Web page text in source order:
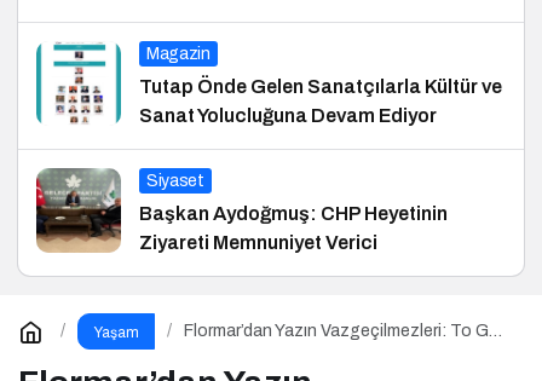
Magazin
Tutap Önde Gelen Sanatçılarla Kültür ve
Sanat Yolucluğuna Devam Ediyor
Siyaset
Başkan Aydoğmuş: CHP Heyetinin
Ziyareti Memnuniyet Verici
Yaşam
Flormar’dan Yazın Vazgeçilmezleri: To Go